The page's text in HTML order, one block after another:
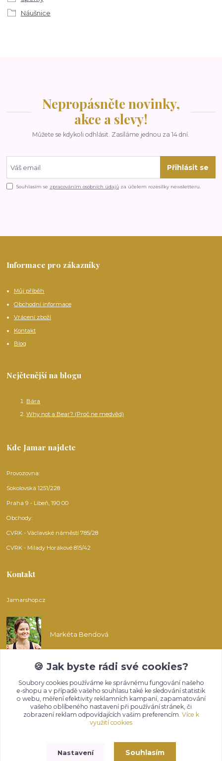
Náušnice
Nepropásněte novinky,
akce a slevy!
Můžete se kdykoli odhlásit. Zasíláme jednou za 14 dní.
Přihlásit se
Souhlasím se zpracováním osobních údajů za účelem rozesílky newsletteru.
Informace pro zákazníky
Můj příběh
Obchodní informace
Vrácení zboží
Kontakt
Blog
Nejčtenější na blogu
Bára
Why not a Bear? (Proč ne medvěd)
Kde Jamar najdete
Provozovna:
Sokolovská 1251/228
Praha 9 - Libeň, 190 00
Obchody:
CVRK - Václavské náměstí 785/28
CVRK - Milady Horákové 815/42
Kontakt
Jamarshop.cz
Markéta Bendová
info@jamarshop.cz
🍪 Jak byste rádi své cookies?
Soubory cookies používáme ke správnému fungování našeho
e-shopu a v případě vašeho souhlasu také ke sledování statistik
o webu, měření efektivity reklamních kampaní, zapamatování
vašeho oblíbeného nastavení při používání stránek, či
zobrazení reklam odpovídajících vašim preferencím. Více k
využití cookies
Nastavení Souhlasím